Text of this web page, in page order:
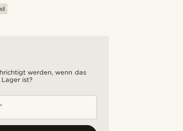
werden, wenn das
ist?